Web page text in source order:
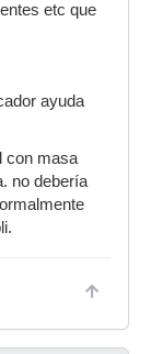
etc que
ayuda
con masa
no debería